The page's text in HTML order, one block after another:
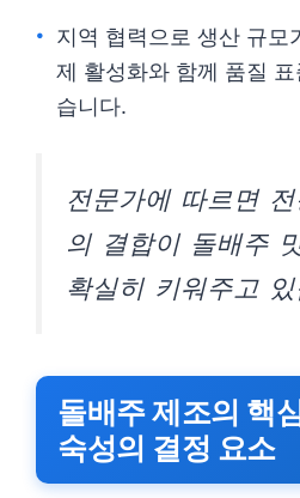
지역 협력으로 생산 규모
제 활성화와 함께 품질
습니다.
전문가에 따르면
의 결합이 돌배주
확실히 키워주고 있
돌배주 제조의 핵
숙성의 결정 요소